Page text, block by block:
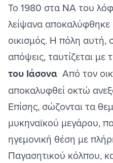
Το 1980 στα ΝΑ του
λείψανα αποκαλύφθηκε
οικισμός. Η πόλη αυτή,
απόψεις, ταυτίζεται με
του Ιάσονα Από τον
αποκαλυφθεί οκτώ
Επίσης, σώζονται τα
μυκηναϊκού μεγάρου,
ηγεμονική θέση με
Παγασητικού κόλπου,